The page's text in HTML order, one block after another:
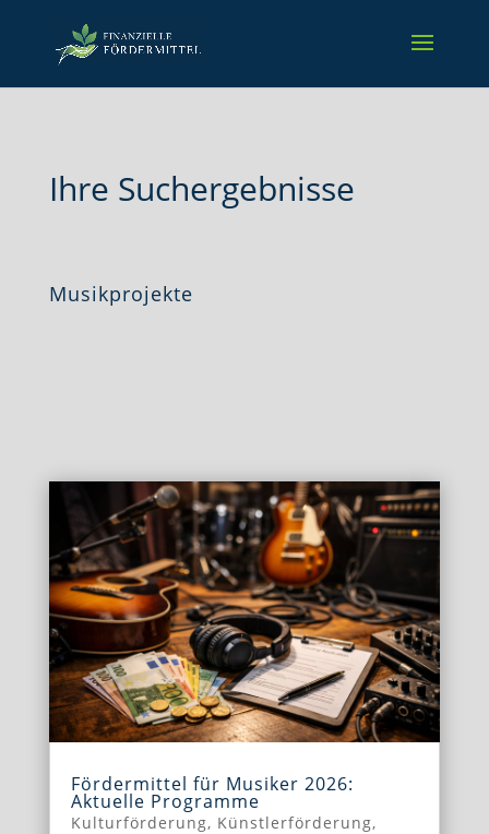
Ihre Suchergebnisse
Musikprojekte
Fördermittel für Musiker 2026:
Aktuelle Programme
Kulturförderung, Künstlerförderung,